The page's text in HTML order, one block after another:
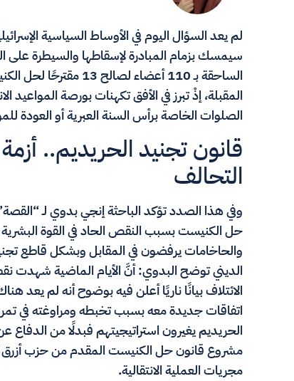
لم يعد السؤال اليوم في الأوساط السياسية
سيمسك بزمام المبادرة لإسقاطها والسيطرة على
الساحقة بـ 110 أعضاء
المقبلة، إذْ تبرز في الأفق تكهنات بورصة
الصلوات الخاصة برأس السنة العبرية أو العودة للموعد
قانون تجنيد الحريديم..
التحالف
وفي هذا الصدد تؤكد الباحثة إنجي بدوي لـ
والحاخامات يرفضون في المقابل وبشكل قاطع
الديني توضح البدوي: أنَّ الأيام الماضية شهدت
الائتلاف بيانًا ناريًا أعلن فيه بوضوح أنه لم
اتفاقات جديدة معه بسبب تخبطه ومراوغته في
الحريديم يغيرون استراتيجيتهم فبدلًا من
مشروع قانون حل الكنيست المقدم من حزب
مجريات العملية الانتقالية.